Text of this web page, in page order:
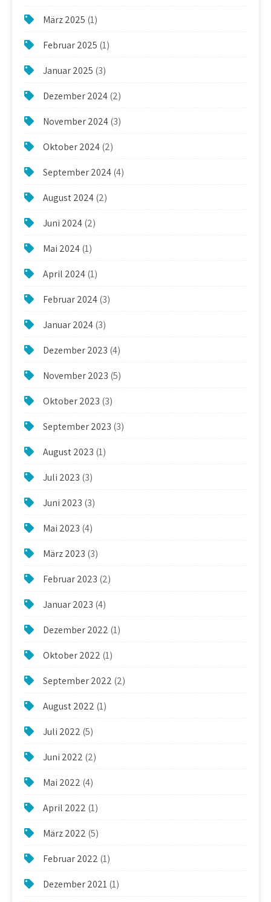
März 2025 (1)
Februar 2025 (1)
Januar 2025 (3)
Dezember 2024(2)
November 2024(3)
Oktober 2024(2)
September 2024(4)
August 2024(2)
Juni 2024(2)
Mai 2024(1)
April 2024(1)
Februar 2024(3)
Januar 2024(3)
Dezember 2023 (4)
November 2023 (5)
Oktober 2023 (3)
September 2023 (3)
August 2023 (1)
Juli 2023 (3)
Juni 2023 (3)
Mai 2023 (4)
März 2023 (3)
Februar 2023 (2)
Januar 2023 (4)
Dezember 2022 (1)
Oktober 2022 (1)
September 2022 (2)
August 2022 (1)
Juli 2022 (5)
Juni 2022 (2)
Mai 2022 (4)
April 2022 (1)
März 2022 (5)
Februar 2022 (1)
Dezember 2021(1)